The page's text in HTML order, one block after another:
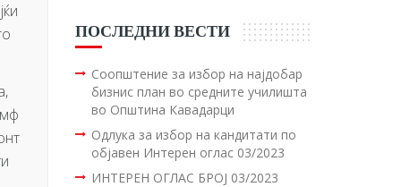
ПОСЛЕДНИ ВЕСТИ
Соопштение за избор на најдобар
бизнис план во средните училишта
во Општина Кавадарци
Одлука за избор на кандитати по
објавен Интерен оглас 03/2023
ИНТЕРЕН ОГЛАС БРОЈ 03/2023